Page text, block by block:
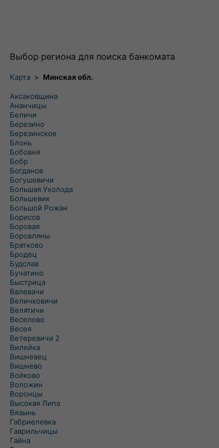
Выбор региона для поиска банкомата
Карта > Минская обл.
Аксаковщина
Ананчицы
Беличи
Березино
Березинское
Блонь
Бобовня
Бобр
Богданов
Богушевичи
Большая Ухолода
Большевик
Большой Рожан
Борисов
Боровая
Боровляны
Братково
Бродец
Будслав
Бучатино
Быстрица
Валевачи
Величковичи
Велятичи
Веселово
Весея
Ветеревичи 2
Вилейка
Вишневец
Вишнево
Войково
Воложин
Воронцы
Высокая Липа
Вязынь
Габриелевка
Гаврильчицы
Гайна